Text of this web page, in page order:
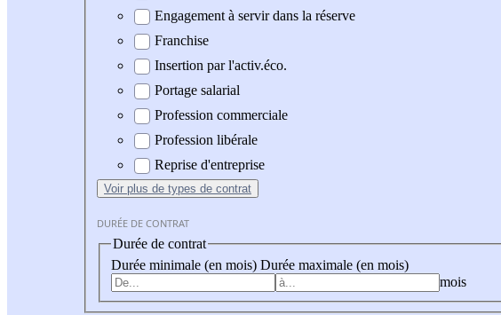
Engagement à servir dans la réserve
Franchise
Insertion par l'activ.éco.
Portage salarial
Profession commerciale
Profession libérale
Reprise d'entreprise
Voir plus de types de contrat
DURÉE DE CONTRAT
Durée de contrat
Durée minimale (en mois) Durée maximale (en mois)
mois